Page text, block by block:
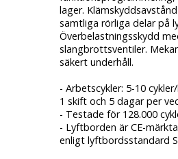
lager.
samtliga rörliga delar på
Överbelastningsskydd
slangbrottsventiler.
säkert underhåll.
- Arbetscykler: 5-10
1 skift och 5 dagar per
- Testade för 128.000
- Lyftborden är CE-
enligt lyftbordsstandard